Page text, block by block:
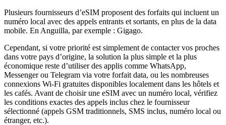
Plusieurs fournisseurs d’eSIM proposent des forfaits qui incluent un
numéro local avec des appels entrants et sortants, en plus de la data
mobile. En Anguilla, par exemple : Gigago.
Cependant, si votre priorité est simplement de contacter vos proches
dans votre pays d’origine, la solution la plus simple et la plus
économique reste d’utiliser des applis comme WhatsApp,
Messenger ou Telegram via votre forfait data, ou les nombreuses
connexions Wi‑Fi gratuites disponibles localement dans les hôtels et
les cafés. Avant de choisir une eSIM avec un numéro local, vérifiez
les conditions exactes des appels inclus chez le fournisseur
sélectionné (appels GSM traditionnels, SMS inclus, numéro local ou
étranger, etc.).